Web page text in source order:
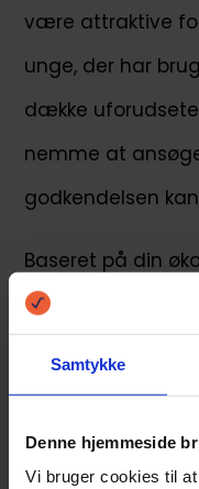
Samtykke
Denne hjemmeside
Vi bruger cookies til
være attraktive
unge, der har
dække
nemme at
godkendelsen
Baseret på din
at låne mellem
at låne omkring
Boliglån